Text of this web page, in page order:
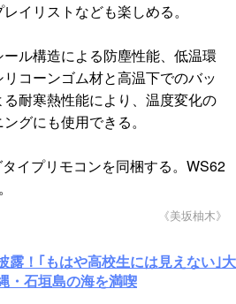
イリストなども楽しめる。
ル構造による防塵性能、低温環
コーンゴム材と高温下でのバッ
耐寒熱性能により、温度変化の
グにも使用できる。
イプリモコンを同梱する。WS62
《美坂柚木》
！｢もはや高校生には見えない｣大
・石垣島の海を満喫